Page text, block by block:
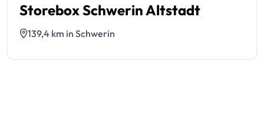
Storebox Schwerin Altstadt
139,4 km in Schwerin